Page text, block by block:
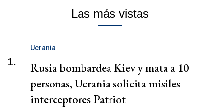
Las más vistas
1.
Ucrania
Rusia bombardea Kiev y mata a 10
personas, Ucrania solicita misiles
interceptores Patriot